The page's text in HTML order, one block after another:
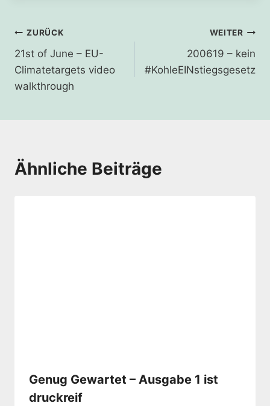
Beitragsnavigation
ZURÜCK
21st of June – EU-
Climatetargets video
walkthrough
WEITER
200619 – kein
#KohleEINstiegsgesetz
Ähnliche Beiträge
Genug Gewartet – Ausgabe 1 ist
druckreif